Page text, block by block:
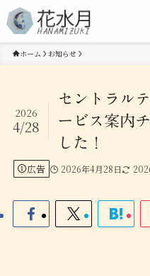
ホーム お知らせ
セントラル
ービス案内
した！
2026
4/28
広告 2026年4月28日